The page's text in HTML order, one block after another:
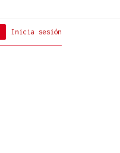
Inicia sesión